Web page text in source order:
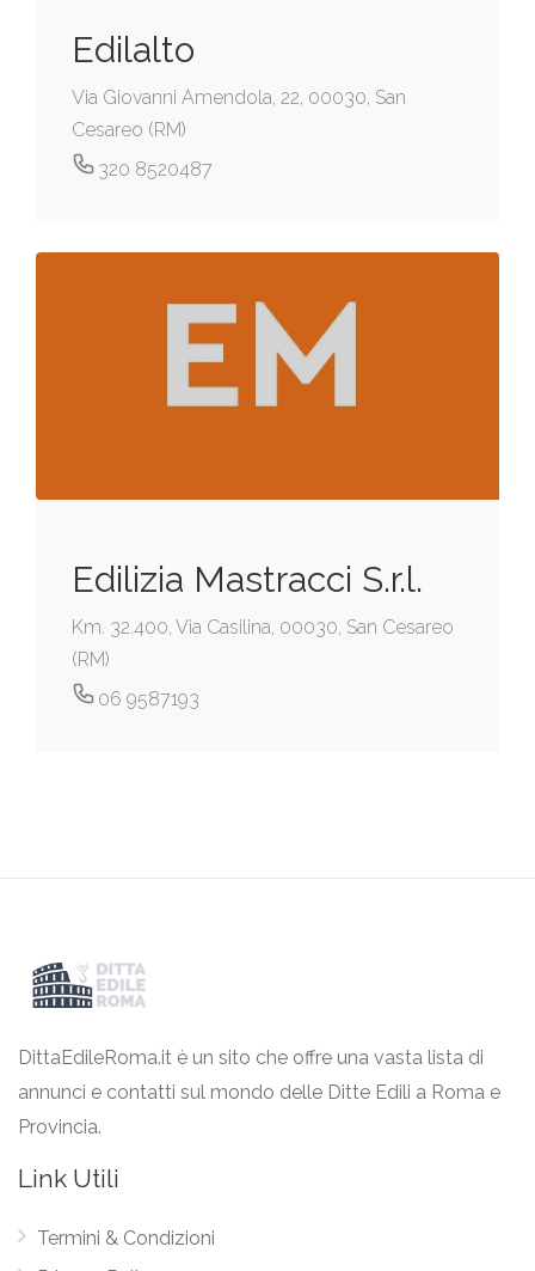
Edilalto
Via Giovanni Amendola, 22, 00030, San
Cesareo (RM)
320 8520487
Edilizia Mastracci S.r.l.
Km. 32.400, Via Casilina, 00030, San Cesareo
(RM)
06 9587193
DittaEdileRoma.it è un sito che offre una vasta lista di
annunci e contatti sul mondo delle Ditte Edili a Roma e
Provincia.
Link Utili
Termini & Condizioni